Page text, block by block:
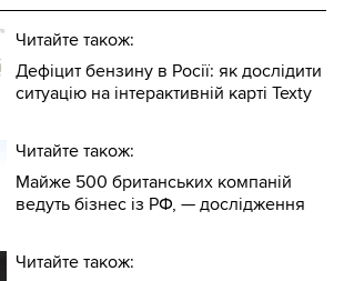
Читайте також:
Дефіцит бензину в Росії: як дослідити
ситуацію на інтерактивній карті Texty
Читайте також:
Майже 500 британських компаній
ведуть бізнес із РФ, — дослідження
Читайте також: